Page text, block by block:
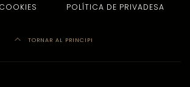
POLÍTICA DE PRIVADESA
TORNAR AL PRINCIPI